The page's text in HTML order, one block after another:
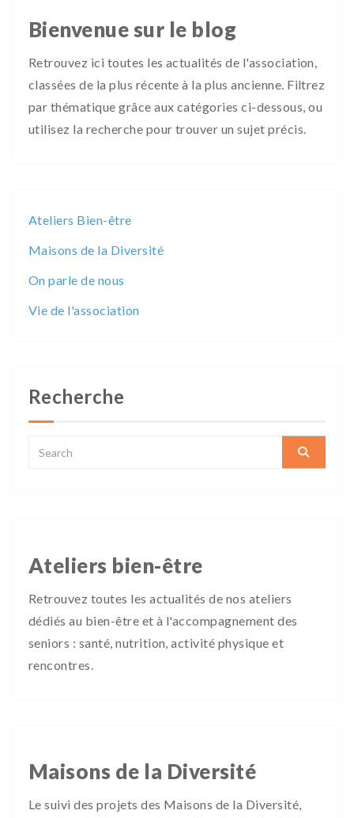
Bienvenue sur le blog
Retrouvez ici toutes les actualités de l'association,
classées de la plus récente à la plus ancienne. Filtrez
par thématique grâce aux catégories ci-dessous, ou
utilisez la recherche pour trouver un sujet précis.
Ateliers Bien-être
Maisons de la Diversité
On parle de nous
Vie de l'association
Recherche
Ateliers bien-être
Retrouvez toutes les actualités de nos ateliers
dédiés au bien-être et à l'accompagnement des
seniors : santé, nutrition, activité physique et
rencontres.
Maisons de la Diversité
Le suivi des projets des Maisons de la Diversité,